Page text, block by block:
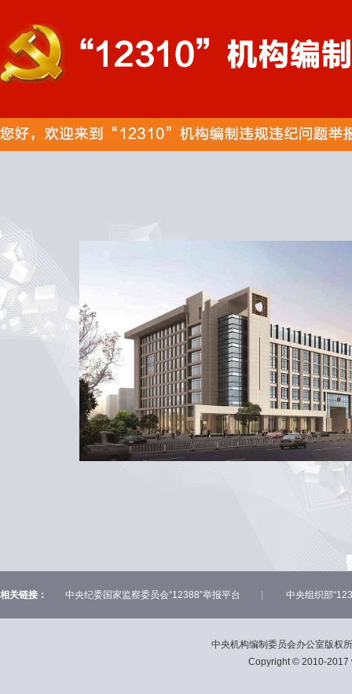
相关链接： 中央纪委国家监察委员会“12388”举报平台 中央组织部
中央机构编制委员会办公室版权
Copyright © 2010-2017